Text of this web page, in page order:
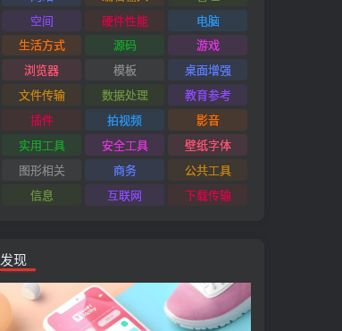
空间
硬件性能
电脑
生活方式
源码
游戏
浏览器
模板
桌面增强
文件传输
数据处理
教育参考
插件
拍视频
影音
实用工具
安全工具
壁纸字体
图形相关
商务
公共工具
信息
互联网 下载传输
发现